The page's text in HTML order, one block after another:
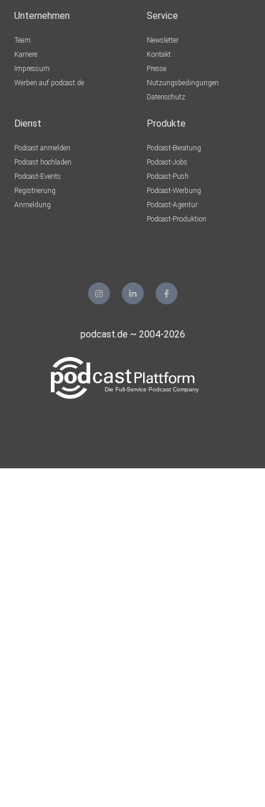
Unternehmen
Team
Karriere
Impressum
Werben auf podcast.de
Service
Newsletter
Kontakt
Presse
Nutzungsbedingungen
Datenschutz
Dienst
Podcast anmelden
Podcast hochladen
Podcast-Events
Registrierung
Anmeldung
Produkte
Podcast-Beratung
Podcast-Jobs
Podcast-Push
Podcast-Werbung
Podcast-Agentur
Podcast-Produktion
podcast.de ~ 2004-2026